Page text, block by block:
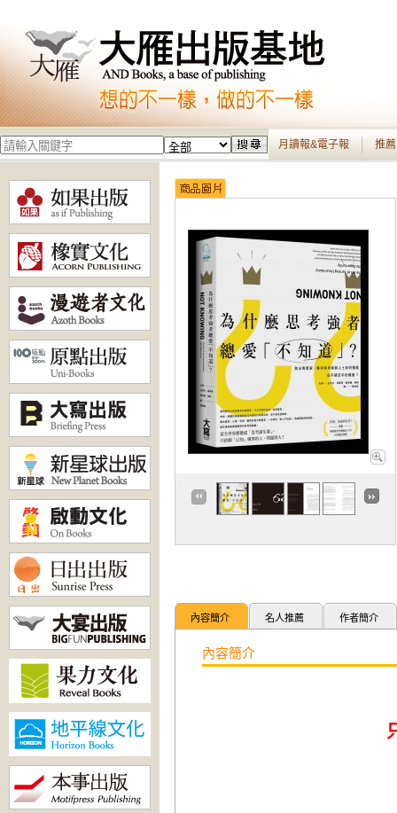
月讀報&電子報 推
內容簡介 名人推薦 作者簡介
內容簡介